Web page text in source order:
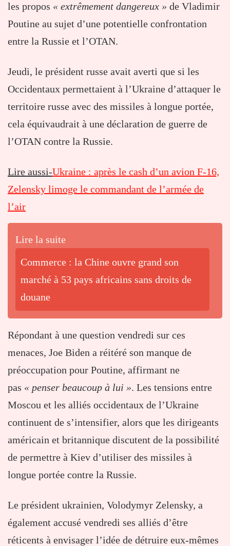
les propos « extrêmement dangereux » de Vladimir
Poutine au sujet d’une potentielle confrontation
entre la Russie et l’OTAN.
Jeudi, le président russe avait averti que si les
Occidentaux permettaient à l’Ukraine d’attaquer le
territoire russe avec des missiles à longue portée,
cela équivaudrait à une déclaration de guerre de
l’OTAN contre la Russie.
Lire aussi-Ukraine : après le cash d’un avion F-16,
Zelensky limoge le commandant de l’armée de
l’air
Lire la suite
Commerce : la Chine ouvre grand son
marché à 53 pays africains sans droits de
douane
Répondant à une question vendredi sur ces
menaces, Joe Biden a réitéré son manque de
préoccupation pour Poutine, affirmant ne
pas « penser beaucoup à lui ». Les tensions entre
Moscou et les alliés occidentaux de l’Ukraine
continuent de s’intensifier, alors que les dirigeants
américain et britannique discutent de la possibilité
de permettre à Kiev d’utiliser des missiles à
longue portée contre la Russie.
Le président ukrainien, Volodymyr Zelensky, a
également accusé vendredi ses alliés d’être
réticents à envisager l’idée de détruire eux-mêmes